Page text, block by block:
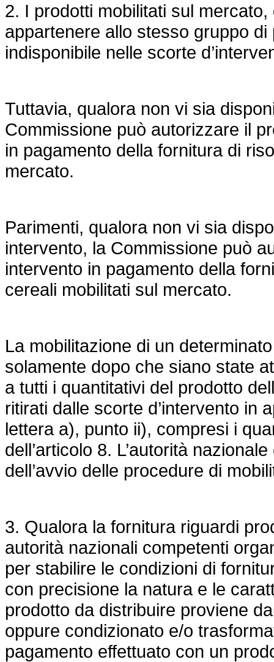
2. I prodotti mobilitati sul
appartenere allo stesso gruppo
indisponibile nelle scorte
Tuttavia, qualora non vi sia
Commissione può autorizzare il
in pagamento della fornitura di
mercato.
Parimenti, qualora non vi sia
intervento, la Commissione può
intervento in pagamento della
cereali mobilitati sul mercato.
La mobilitazione di un
solamente dopo che siano state
a tutti i quantitativi del prodotto
ritirati dalle scorte d’intervento in
lettera a), punto ii), compresi i
dell’articolo 8. L’autorità
dell’avvio delle procedure di
3. Qualora la fornitura riguardi
autorità nazionali competenti
per stabilire le condizioni di
con precisione la natura e le
prodotto da distribuire proviene
oppure condizionato e/o
pagamento effettuato con un